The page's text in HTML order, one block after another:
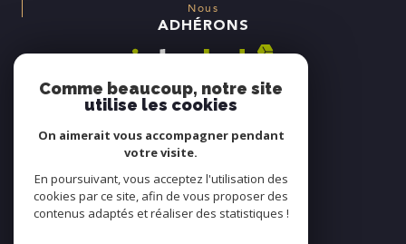
Nous
ADHÉRONS
Comme beaucoup, notre site
utilise les cookies
On aimerait vous accompagner pendant
votre visite.
En poursuivant, vous acceptez l'utilisation des
cookies par ce site, afin de vous proposer des
contenus adaptés et réaliser des statistiques !